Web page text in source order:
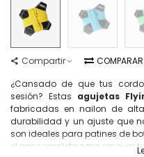
Compartir COMPARAR
¿Cansado de que tus
sesión? Estas agujetas
fabricadas en nailon de
durabilidad y un ajuste que
son ideales para patines de
el par completo para renovar